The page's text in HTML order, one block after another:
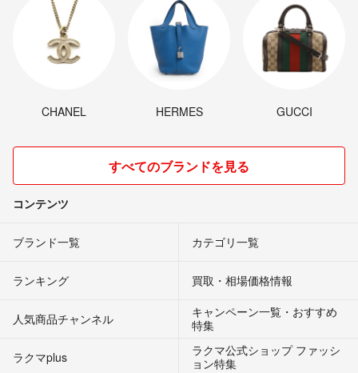
CHANEL HERMES GUCCI
すべてのブランドを見る
コンテンツ
ブランド一覧 カテゴリ一覧
ランキング 買取・相場価格情報
人気商品チャンネル
キャンペーン一覧・おすすめ
特集
ラクマplus
ラクマ公式ショップ ファッシ
ョン特集